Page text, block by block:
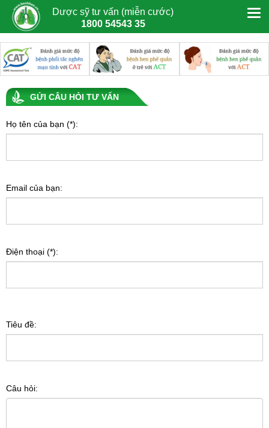
Dược sỹ tư vấn (miễn cước)
1800 54543 35
GỬI CÂU HỎI TƯ VẤN
Họ tên của bạn (*):
Email của bạn:
Điện thoại (*):
Tiêu đề:
Câu hỏi: